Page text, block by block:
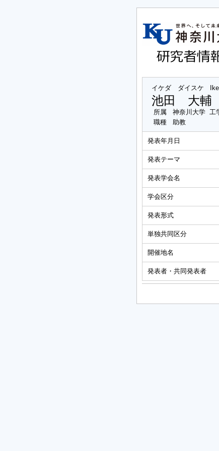
イケダ ダイスケ
池田 大輔
所属
神奈川大学 工
職種
助教
発表年月日
発表テーマ
発表学会名
学会区分
発表形式
単独共同区分
開催地名
発表者・共同発表者